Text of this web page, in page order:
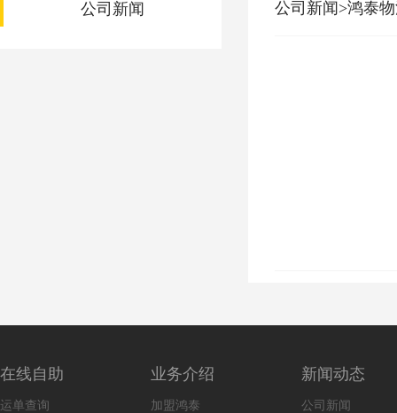
公司新闻 公司新闻>鸿泰
在线自助
运单查询
业务介绍
加盟鸿泰
新闻动态
公司新闻